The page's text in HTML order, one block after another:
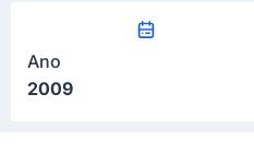
Ano
2009